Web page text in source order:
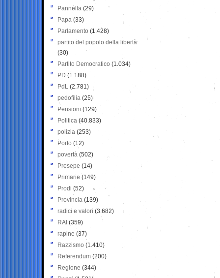
Pannella (29)
Papa (33)
Parlamento (1.428)
partito del popolo della libertà
(30)
Partito Democratico (1.034)
PD (1.188)
PdL (2.781)
pedofilia (25)
Pensioni (129)
Politica (40.833)
polizia (253)
Porto (12)
povertà (502)
Presepe (14)
Primarie (149)
Prodi (52)
Provincia (139)
radici e valori (3.682)
RAI (359)
rapine (37)
Razzismo (1.410)
Referendum (200)
Regione (344)